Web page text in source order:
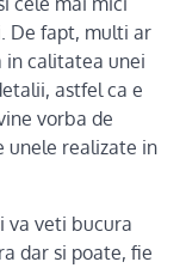
De fapt, multi ar
in calitatea unei
astfel ca e
vorba de
unele realizate in
va veti bucura
dar si poate, fie